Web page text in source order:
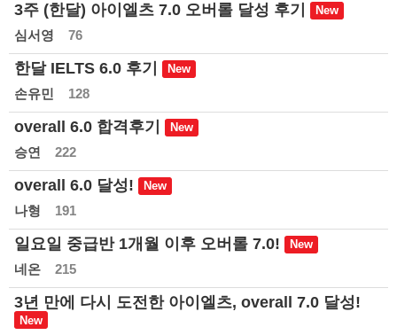
3주 (한달) 아이엘츠 7.0 오버롤 달성 후기
심서영 76
한달 IELTS 6.0 후기
손유민 128
overall 6.0 합격후기
승연 222
overall 6.0 달성!
나형 191
일요일 중급반 1개월 이후 오버롤 7.0!
네온 215
3년 만에 다시 도전한 아이엘츠, overall 7.0 달성!